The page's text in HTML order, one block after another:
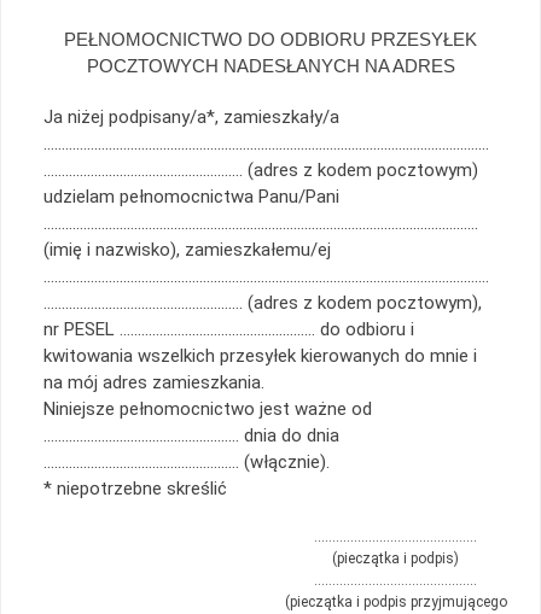
PEŁNOMOCNICTWO DO ODBIORU PRZESYŁEK
POCZTOWYCH NADESŁANYCH NA ADRES
Ja niżej podpisany/a*, zamieszkały/a
……………………………………………………………………………………………………………
………………………………………………. (adres z kodem pocztowym)
udzielam pełnomocnictwa Panu/Pani
…………………………………………………………………………………………………………
(imię i nazwisko), zamieszkałemu/ej
……………………………………………………………………………………………………………
………………………………………………. (adres z kodem pocztowym),
nr PESEL ……………………………………………… do odbioru i
kwitowania wszelkich przesyłek kierowanych do mnie i
na mój adres zamieszkania.
Niniejsze pełnomocnictwo jest ważne od
……………………………………………… dnia do dnia
……………………………………………… (włącznie).
* niepotrzebne skreślić
………………………………………
(pieczątka i podpis)
………………………………………
(pieczątka i podpis przyjmującego